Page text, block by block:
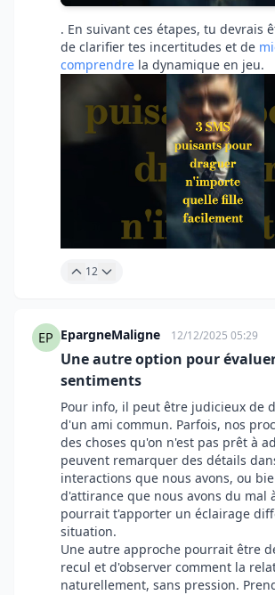
. En suivant ces étapes, tu devrais
de clarifier tes incertitudes et de
comprendre la dynamique en jeu.
12
EpargneMaligne 12/12/2025 05:29
Une autre option pour
sentiments
Pour info, il peut être judicieux de
d'un ami commun. Parfois, nos
des choses qu'on n'est pas prêt à
peuvent remarquer des détails
interactions que nous avons, ou
d'attirance que nous avons du mal
pourrait t'apporter un éclairage
situation.
Une autre approche pourrait être
recul et d'observer comment la
naturellement, sans pression.